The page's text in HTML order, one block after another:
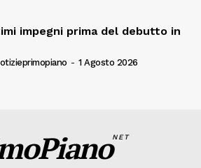
impegni prima del debutto in
- 1 Agosto 2026
NET